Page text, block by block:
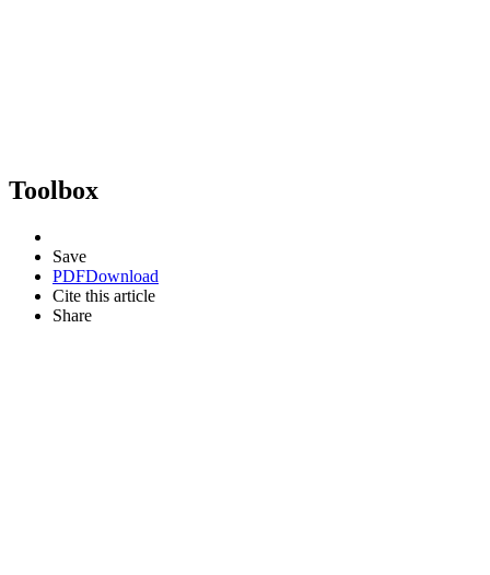
Toolbox
Save
PDFDownload
Cite this article
Share